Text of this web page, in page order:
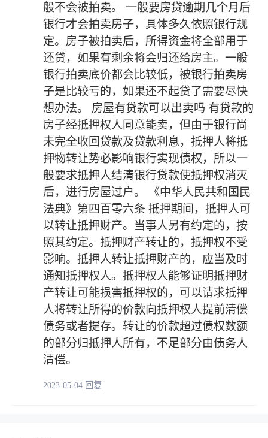
般不会被拍卖。 一般要房贷逾期几个月后
银行才会拍卖房子，具体多久依照银行规
定。房子被拍卖后，所得资金将全部用于
还贷，如果有剩余将会归还给房主。一般
银行拍卖底价都会比较低，被银行拍卖房
子是比较亏的，如果还不起贷了需要尽快
想办法。 房屋有贷款可以出卖吗 有贷款的
房子经抵押权人同意能卖，但由于银行尚
未完全收回贷款及贷款利息，抵押人将抵
押物转让势必影响银行实现债权，所以一
般要求抵押人结清银行贷款使抵押权消灭
后，进行房屋过户。 《中华人民共和国民
法典》第四百零六条 抵押期间，抵押人可
以转让抵押财产。当事人另有约定的，按
照其约定。抵押财产转让的，抵押权不受
影响。抵押人转让抵押财产的，应当及时
通知抵押权人。抵押权人能够证明抵押财
产转让可能损害抵押权的，可以请求抵押
人将转让所得的价款向抵押权人提前清偿
债务或者提存。转让的价款超过债权数额
的部分归抵押人所有，不足部分由债务人
清偿。
2023-05-04 回复